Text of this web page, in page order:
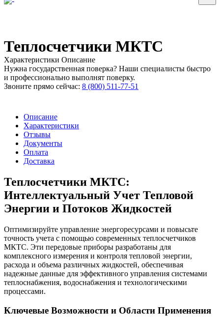
Теплосчетчики МКТС
Характеристики Описание
Нужна государственная поверка? Наши специалисты быстро
и профессионально выполнят поверку.
Звоните прямо сейчас: 8 (800) 511-77-51
Описание
Характеристики
Отзывы
Документы
Оплата
Доставка
Теплосчетчики МКТС:
Интеллектуальный Учет Тепловой
Энергии и Потоков Жидкостей
Оптимизируйте управление энергоресурсами и повысьте
точность учета с помощью современных теплосчетчиков
МКТС. Эти передовые приборы разработаны для
комплексного измерения и контроля тепловой энергии,
расхода и объема различных жидкостей, обеспечивая
надежные данные для эффективного управления системами
теплоснабжения, водоснабжения и технологическими
процессами.
Ключевые Возможности и Области Применения